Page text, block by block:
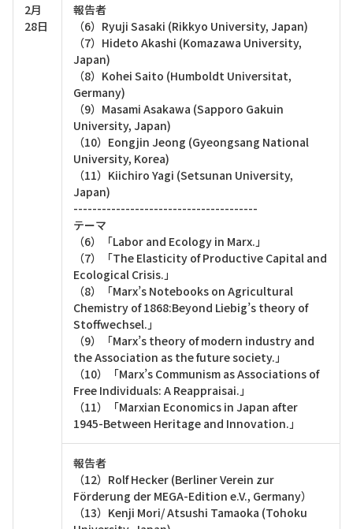
2月
28日
報告者
（6）Ryuji Sasaki (Rikkyo University, Japan)
（7）Hideto Akashi (Komazawa University,
Japan)
（8）Kohei Saito (Humboldt Universitat,
Germany)
（9）Masami Asakawa (Sapporo Gakuin
University, Japan)
（10）Eongjin Jeong (Gyeongsang National
University, Korea)
（11）Kiichiro Yagi (Setsunan University,
Japan)
---------------------------------------
テーマ
（6）「Labor and Ecology in Marx.」
（7）「The Elasticity of Productive Capital and
Ecological Crisis.」
（8）「Marx’s Notebooks on Agricultural
Chemistry of 1868:Beyond Liebig’s theory of
Stoffwechsel.」
（9）「Marx’s theory of modern industry and
the Association as the future society.」
（10）「Marx’s Communism as Associations of
Free Individuals: A Reappraisai.」
（11）「Marxian Economics in Japan after
1945-Between Heritage and Innovation.」
報告者
（12）Rolf Hecker (Berliner Verein zur
Förderung der MEGA-Edition e.V., Germany）
（13）Kenji Mori/ Atsushi Tamaoka (Tohoku